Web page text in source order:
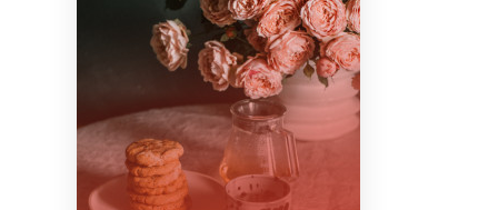
+370 667 80 541
info@elvislab.lt